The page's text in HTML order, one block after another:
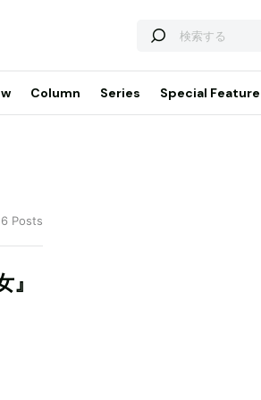
Column Series Special Feature
Posts